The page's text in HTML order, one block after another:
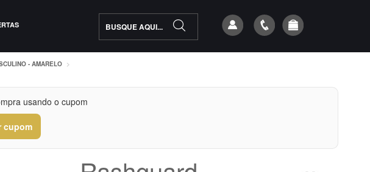
- AMARELO
usando o cupom
cupom